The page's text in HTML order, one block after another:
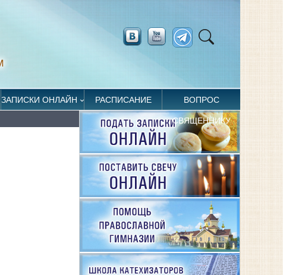
ЗАПИСКИ ОНЛАЙН РАСПИСАНИЕ ВОПРОС
СВЯЩЕННИКУ